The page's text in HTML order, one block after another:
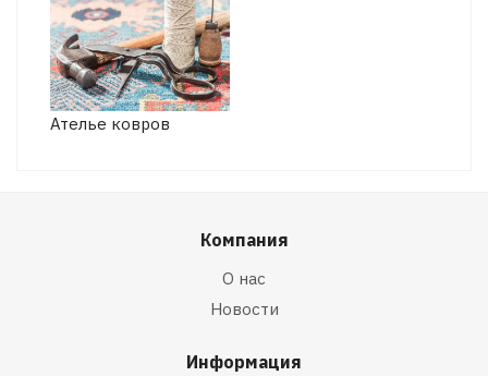
Ателье ковров
Компания
О нас
Новости
Информация